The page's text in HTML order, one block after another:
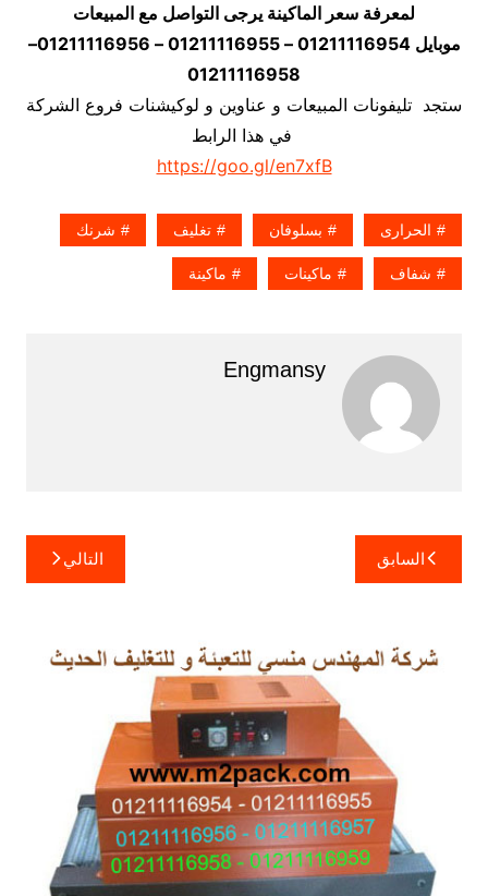
لمعرفة سعر الماكينة يرجى التواصل مع المبيعات
موبايل 01211116954 – 01211116955 – 01211116956–
01211116958
ستجد تليفونات المبيعات و عناوين و لوكيشنات فروع الشركة
في هذا الرابط
https://goo.gl/en7xfB
الحرارى بسلوفان تغليف شرنك
شفاف ماكينات ماكينة
Engmansy
تصفّح
المقالات
السابق التالي